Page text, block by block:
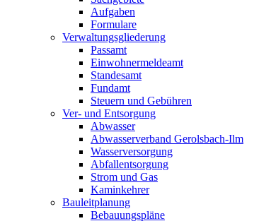
Aufgaben
Formulare
Verwaltungsgliederung
Passamt
Einwohnermeldeamt
Standesamt
Fundamt
Steuern und Gebühren
Ver- und Entsorgung
Abwasser
Abwasserverband Gerolsbach-Ilm
Wasserversorgung
Abfallentsorgung
Strom und Gas
Kaminkehrer
Bauleitplanung
Bebauungspläne